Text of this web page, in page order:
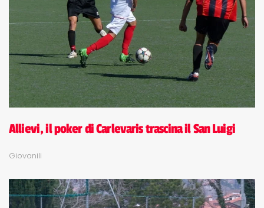
Allievi, il poker di Carlevaris trascina il San Luigi
Giovanili